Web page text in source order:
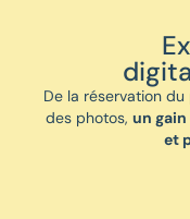
De la réservation
des photos,un
et